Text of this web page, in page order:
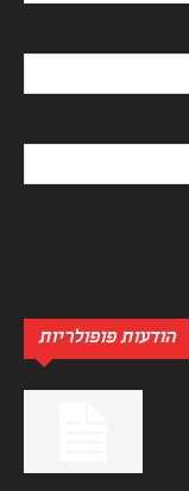
הודעות פופולריות